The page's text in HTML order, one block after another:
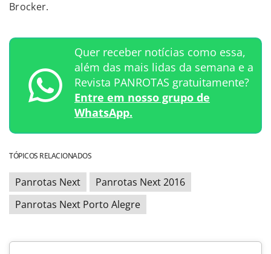
Brocker.
Quer receber notícias como essa,
além das mais lidas da semana e a
Revista PANROTAS gratuitamente?
Entre em nosso grupo de
WhatsApp.
TÓPICOS RELACIONADOS
Panrotas Next
Panrotas Next 2016
Panrotas Next Porto Alegre